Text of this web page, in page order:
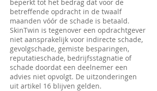
beperkt tot het bedrag dat voor de
betreffende opdracht in de twaalf
maanden vóór de schade is betaald.
SkinTwin is tegenover een opdrachtgever
niet aansprakelijk voor indirecte schade,
gevolgschade, gemiste besparingen,
reputatieschade, bedrijfsstagnatie of
schade doordat een deelnemer een
advies niet opvolgt. De uitzonderingen
uit artikel 16 blijven gelden.